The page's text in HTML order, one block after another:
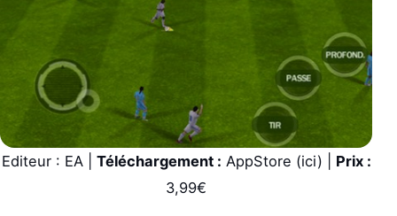
Editeur : EA | Téléchargement : AppStore (ici) | Prix :
3,99€